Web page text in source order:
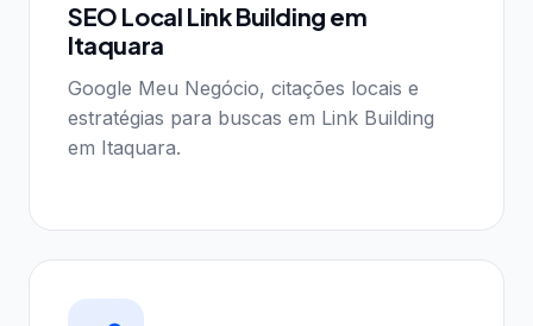
SEO Local Link Building em
Itaquara
Google Meu Negócio, citações locais e
estratégias para buscas em Link Building
em Itaquara.